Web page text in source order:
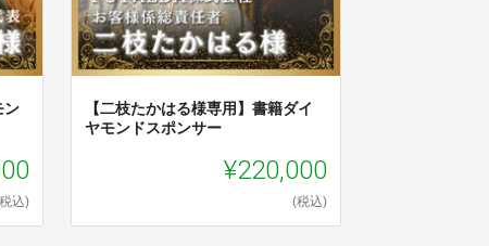
ン
込)
【二枝たかはる様専用】書籍ダイ
ヤモンドスポンサー
¥220,000
(税込)